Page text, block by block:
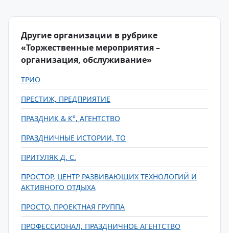
Другие организации в рубрике
«Торжественные мероприятия –
организация, обслуживание»
ТРИО
ПРЕСТИЖ, ПРЕДПРИЯТИЕ
ПРАЗДНИК & К°, АГЕНТСТВО
ПРАЗДНИЧНЫЕ ИСТОРИИ, ТО
ПРИТУЛЯК Д. С.
ПРОСТОР, ЦЕНТР РАЗВИВАЮЩИХ ТЕХНОЛОГИЙ И
АКТИВНОГО ОТДЫХА
ПРОСТО, ПРОЕКТНАЯ ГРУППА
ПРОФЕССИОНАЛ, ПРАЗДНИЧНОЕ АГЕНТСТВО